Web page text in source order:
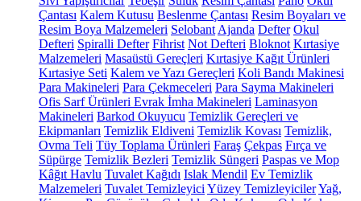
Çantası Kalem Kutusu Beslenme Çantası Resim Boyaları ve
Resim Boya Malzemeleri Selobant Ajanda Defter Okul
Defteri Spiralli Defter Fihrist Not Defteri Bloknot Kırtasiye
Malzemeleri Masaüstü Gereçleri Kırtasiye Kağıt Ürünleri
Kırtasiye Seti Kalem ve Yazı Gereçleri Koli Bandı Makinesi
Para Makineleri Para Çekmeceleri Para Sayma Makineleri
Ofis Sarf Ürünleri Evrak İmha Makineleri Laminasyon
Makineleri Barkod Okuyucu Temizlik Gereçleri ve
Ekipmanları Temizlik Eldiveni Temizlik Kovası Temizlik,
Ovma Teli Tüy Toplama Ürünleri Faraş Çekpas Fırça ve
Süpürge Temizlik Bezleri Temizlik Süngeri Paspas ve Mop
Kâğıt Havlu Tuvalet Kağıdı Islak Mendil Ev Temizlik
Malzemeleri Tuvalet Temizleyici Yüzey TemizleyicilerYağ,